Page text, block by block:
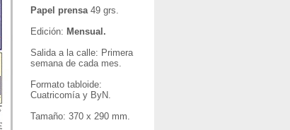
Papel prensa49 grs.
Edición: Mensual.
Salida a la calle: Primera
semana de cada mes.
Formato tabloide:
Cuatricomía y ByN.
Tamaño: 370 x 290 mm.